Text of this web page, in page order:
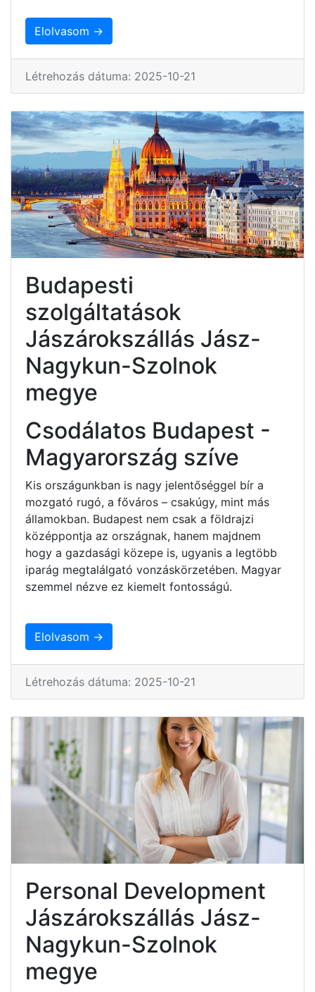
Elolvasom →
Létrehozás dátuma: 2025-10-21
Budapesti
szolgáltatások
Jászárokszállás Jász-
Nagykun-Szolnok
megye
Csodálatos Budapest -
Magyarország szíve
Kis országunkban is nagy jelentőséggel bír a
mozgató rugó, a főváros – csakúgy, mint más
államokban. Budapest nem csak a földrajzi
középpontja az országnak, hanem majdnem
hogy a gazdasági közepe is, ugyanis a legtöbb
iparág megtalálgató vonzáskörzetében. Magyar
szemmel nézve ez kiemelt fontosságú.
Elolvasom →
Létrehozás dátuma: 2025-10-21
Personal Development
Jászárokszállás Jász-
Nagykun-Szolnok
megye